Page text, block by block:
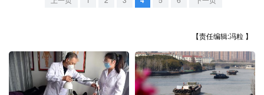
浙江 安徽 福建 江西
山东 河南 湖北 湖南
【责任编辑:冯粒 】